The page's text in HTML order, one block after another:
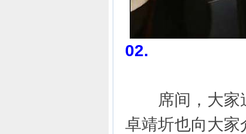
02.
席间，大家追
卓靖圻也向大家